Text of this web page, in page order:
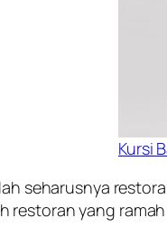
Kursi
seharusnya
restoran yang